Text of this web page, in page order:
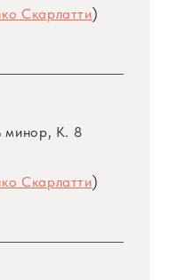
Скарлатти)
минор, K. 8
Скарлатти)